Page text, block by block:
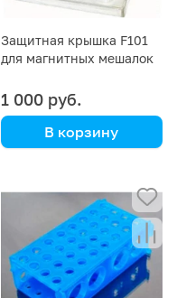
Защитная крышка F101
для магнитных мешалок
1 000 руб.
В корзину